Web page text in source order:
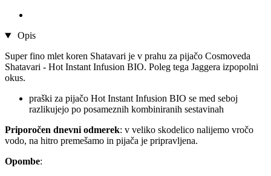
Opis
Super fino mlet koren Shatavari je v prahu za pijačo Cosmoveda
Shatavari - Hot Instant Infusion BIO. Poleg tega Jaggera izpopolni
okus.
praški za pijačo Hot Instant Infusion BIO se med seboj
razlikujejo po posameznih kombiniranih sestavinah
Priporočen dnevni odmerek: v veliko skodelico nalijemo vročo
vodo, na hitro premešamo in pijača je pripravljena.
Opombe: